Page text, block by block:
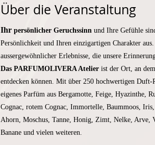
Über die Veranstaltung
Ihr persönlicher Geruchssinn und Ihre Gefühle
Persönlichkeit und Ihren einzigartigen Charakter
aussergewöhnlicher Erlebnisse, die unsere
Das PARFUMOLIVERA Atelier ist der Ort, an
entdecken können. Mit über 250 hochwertigen
eigenes Parfüm aus Bergamotte, Feige, Hyazinthe,
Cognac, rotem Cognac, Immortelle, Baummoos,
Ahorn, Moschus, Tanne, Honig, Zimt, Nelke, Arve,
Banane und vielen weiteren.